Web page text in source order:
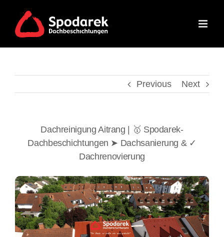
content
Previous Next
Dachreinigung Aitrang | 🥇 Spodarek-
Dachbeschichtungen ➤ Dachsanierung & ✓
Dachrenovierung